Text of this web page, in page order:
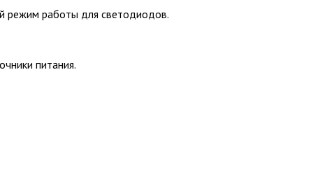
режим работы для светодиодов.
питания.